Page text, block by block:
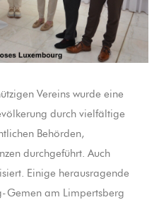
Vereins wurde eine
durch vielfältige
Behörden,
durchgeführt. Auch
Einige herausragende
Gemen am Limpertsberg